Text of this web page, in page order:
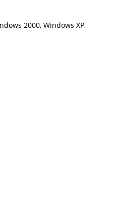
2000, Windows XP,